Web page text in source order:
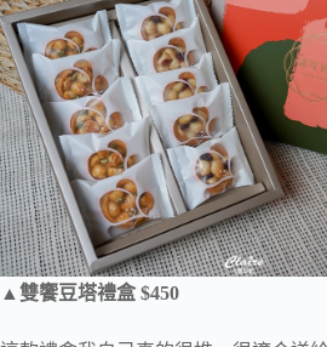
▲雙饗豆塔禮盒 $450